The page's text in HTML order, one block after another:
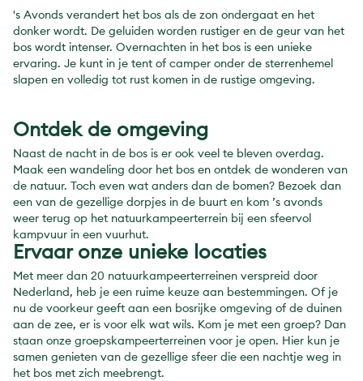
's Avonds verandert het bos als de zon ondergaat en het
donker wordt. De geluiden worden rustiger en de geur van het
bos wordt intenser. Overnachten in het bos is een unieke
ervaring. Je kunt in je tent of camper onder de sterrenhemel
slapen en volledig tot rust komen in de rustige omgeving.
Ontdek de omgeving
Naast de nacht in de bos is er ook veel te bleven overdag.
Maak een wandeling door het bos en ontdek de wonderen van
de natuur. Toch even wat anders dan de bomen? Bezoek dan
een van de gezellige dorpjes in de buurt en kom ’s avonds
weer terug op het natuurkampeerterrein bij een sfeervol
kampvuur in een vuurhut.
Ervaar onze unieke locaties
Met meer dan 20 natuurkampeerterreinen verspreid door
Nederland, heb je een ruime keuze aan bestemmingen. Of je
nu de voorkeur geeft aan een bosrijke omgeving of de duinen
aan de zee, er is voor elk wat wils. Kom je met een groep? Dan
staan onze groepskampeerterreinen voor je open. Hier kun je
samen genieten van de gezellige sfeer die een nachtje weg in
het bos met zich meebrengt.